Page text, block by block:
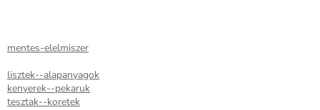
mentes-elelmiszer
lisztek--alapanyagok
kenyerek--pekaruk
tesztak--koretek